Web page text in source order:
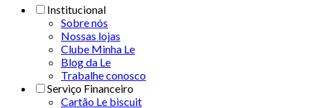
Institucional
Sobre nós
Nossas lojas
Clube Minha Le
Blog da Le
Trabalhe conosco
Serviço Financeiro
Cartão Le biscuit